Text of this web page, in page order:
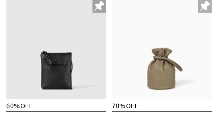
60%OFF
70%OFF